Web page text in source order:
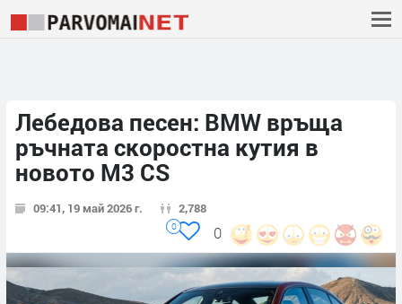
Лебедова песен: BMW връща
ръчната скоростна кутия в
новото M3 CS
09:41, 19 май 2026 г. 2,788
0
0